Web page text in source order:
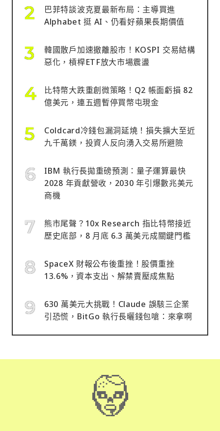
巴菲特談波克夏最新布局：主導買進
Alphabet 挺 AI、仍看好蘋果長期價值
韓國散戶加速撤離股市！KOSPI 交易結構
惡化，槓桿ETF放大市場震盪
比特幣大跌重創微策略！Q2 帳面虧損 82
億美元，連五週暫停買幣屯現金
Coldcard冷錢包漏洞延燒！損失擴大至近
九千萬鎂，投資人反向湧入交易所避險
IBM 執行長拋重磅預測：量子運算最快
2028 年貢獻營收，2030 年引爆數兆美元
商機
熊市尾聲？10x Research 指比特幣接近
歷史底部，8 月底 6.3 萬美元成關鍵門檻
SpaceX 財報公布後重挫！股價重挫
13.6%，資本支出、解禁賣壓成焦點
630 萬美元大挑戰！Claude 誤駭三企業
引恐慌，BitGo 執行長曬錢包嗆：來拿啊